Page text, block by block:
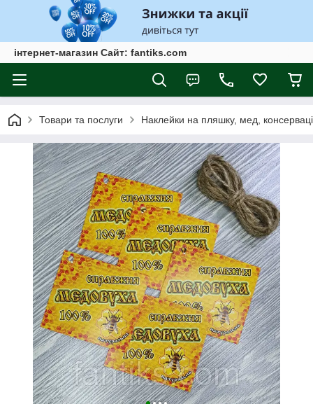
інтернет-магазин Сайт: fantiks.com
Товари та послуги Наклейки на пляшку, мед,